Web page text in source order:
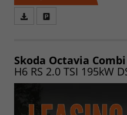
speichern/drucken
Skoda Octavia Combi